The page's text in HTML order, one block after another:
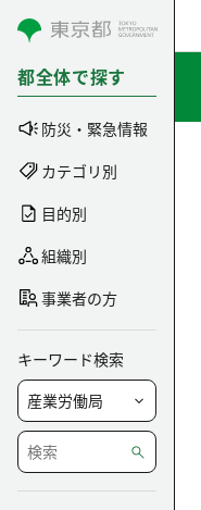
コンテンツにスキップ
都全体で探す
防災・緊急情報
カテゴリ別
目的別
組織別
事業者の方
キーワード検索